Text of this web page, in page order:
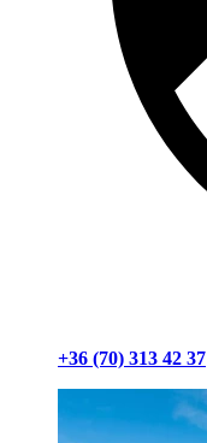
+36 (70) 313 42 37